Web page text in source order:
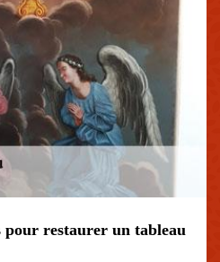
pour restaurer un tableau